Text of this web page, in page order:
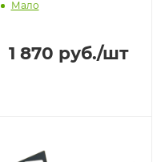
Мало
1 870 руб./шт